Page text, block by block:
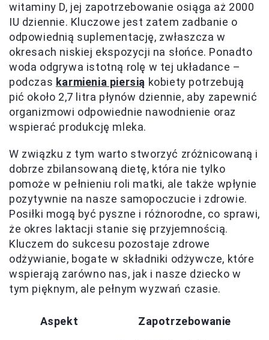
witaminy D, jej zapotrzebowanie osiąga aż 2000
IU dziennie. Kluczowe jest zatem zadbanie o
odpowiednią suplementację, zwłaszcza w
okresach niskiej ekspozycji na słońce. Ponadto
woda odgrywa istotną rolę w tej układance –
podczas karmienia piersią kobiety potrzebują
pić około 2,7 litra płynów dziennie, aby zapewnić
organizmowi odpowiednie nawodnienie oraz
wspierać produkcję mleka.
W związku z tym warto stworzyć zróżnicowaną i
dobrze zbilansowaną dietę, która nie tylko
pomoże w pełnieniu roli matki, ale także wpłynie
pozytywnie na nasze samopoczucie i zdrowie.
Posiłki mogą być pyszne i różnorodne, co sprawi,
że okres laktacji stanie się przyjemnością.
Kluczem do sukcesu pozostaje zdrowe
odżywianie, bogate w składniki odżywcze, które
wspierają zarówno nas, jak i nasze dziecko w
tym pięknym, ale pełnym wyzwań czasie.
Aspekt Zapotrzebowanie